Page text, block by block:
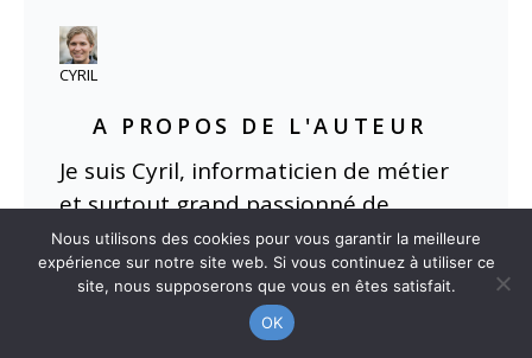
CYRIL
A PROPOS DE L'AUTEUR
Je suis Cyril, informaticien de métier
et surtout grand passionné de
digital sous toutes ses formes !
Tout d'abord je tiens à vous
souhaiter la bienvenue sur
Nous utilisons des cookies pour vous garantir la meilleure
expérience sur notre site web. Si vous continuez à utiliser ce
site, nous supposerons que vous en êtes satisfait.
OK